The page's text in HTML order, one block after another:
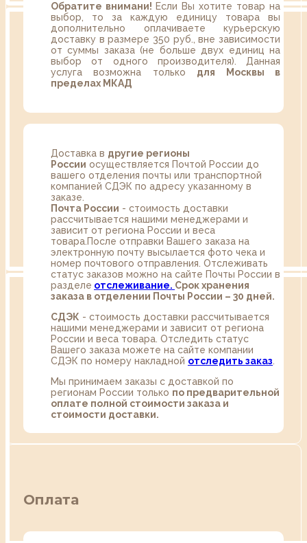
Обратите внимани! Если Вы хотите товар на
выбор, то за каждую единицу товара вы
дополнительно оплачиваете курьерскую
доставку в размере 350 руб., вне зависимости
от суммы заказа (не больше двух единиц на
выбор от одного производителя). Данная
услуга возможна только для Москвы в
пределах МКАД
Доставка в другие регионы
России осуществляется Почтой России до
вашего отделения почты или транспортной
компанией СДЭК по адресу указанному в
заказе.
Почта России - стоимость доставки
рассчитывается нашими менеджерами и
зависит от региона России и веса
товара.После отправки Вашего заказа на
электронную почту высылается фото чека и
номер почтового отправления. Отслеживать
статус заказов можно на сайте Почты России в
разделе oтслеживание. Срок хранения
заказа в отделении Почты России – 30 дней.
СДЭК - стоимость доставки рассчитывается
нашими менеджерами и зависит от региона
России и веса товара. Отследить статус
Вашего заказа можете на сайте компании
СДЭК по номеру накладной отследить заказ
Мы принимаем заказы с доставкой по
регионам России только по предварительной
оплате полной стоимости заказа и
стоимости доставки.
Оплата